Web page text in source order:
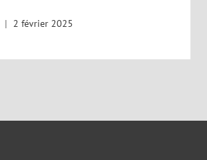
2 février 2025